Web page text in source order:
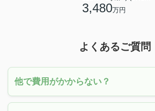
3,480万円
よくあるご質問
他で費用がかからない？